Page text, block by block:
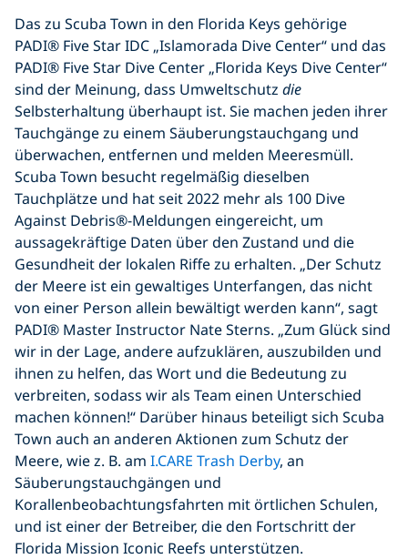
Das zu Scuba Town in den Florida Keys gehörige
PADI® Five Star IDC „Islamorada Dive Center“ und das
PADI® Five Star Dive Center „Florida Keys Dive Center“
sind der Meinung, dass Umweltschutz die
Selbsterhaltung überhaupt ist. Sie machen jeden ihrer
Tauchgänge zu einem Säuberungstauchgang und
überwachen, entfernen und melden Meeresmüll.
Scuba Town besucht regelmäßig dieselben
Tauchplätze und hat seit 2022 mehr als 100 Dive
Against Debris®-Meldungen eingereicht, um
aussagekräftige Daten über den Zustand und die
Gesundheit der lokalen Riffe zu erhalten. „Der Schutz
der Meere ist ein gewaltiges Unterfangen, das nicht
von einer Person allein bewältigt werden kann“, sagt
PADI® Master Instructor Nate Sterns. „Zum Glück sind
wir in der Lage, andere aufzuklären, auszubilden und
ihnen zu helfen, das Wort und die Bedeutung zu
verbreiten, sodass wir als Team einen Unterschied
machen können!“ Darüber hinaus beteiligt sich Scuba
Town auch an anderen Aktionen zum Schutz der
Meere, wie z. B. am I.CARE Trash Derby, an
Säuberungstauchgängen und
Korallenbeobachtungsfahrten mit örtlichen Schulen,
und ist einer der Betreiber, die den Fortschritt der
Florida Mission Iconic Reefs unterstützen.